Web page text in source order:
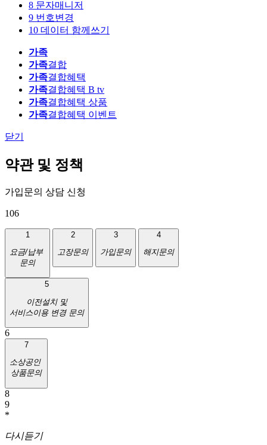
8 문자매니저
9 번호변경
10 데이터 함께쓰기
가족
가족결합
가족결합혜택
가족결합혜택 B tv
가족결합혜택 상품
가족결합혜택 이벤트
닫기
약관 및 정책
가입문의 상담 신청
106
1
요금/납부
문의
2
고장문의
3
가입문의
4
해지문의
5
이전설치 및
서비스이용 변경 문의
6
7
소상공인
상품문의
8
9
*
다시듣기